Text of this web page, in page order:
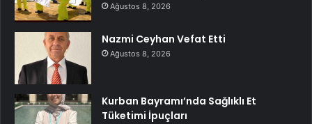
Ağustos 8, 2026
Nazmi Ceyhan Vefat Etti
Ağustos 8, 2026
Kurban Bayramı’nda Sağlıklı Et
Tüketimi İpuçları